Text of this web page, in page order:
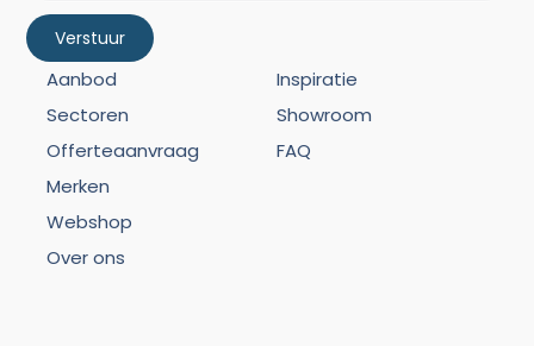
Verstuur
Inspiratie
Showroom
FAQ
Aanbod
Sectoren
Offerteaanvraag
Merken
Webshop
Over ons